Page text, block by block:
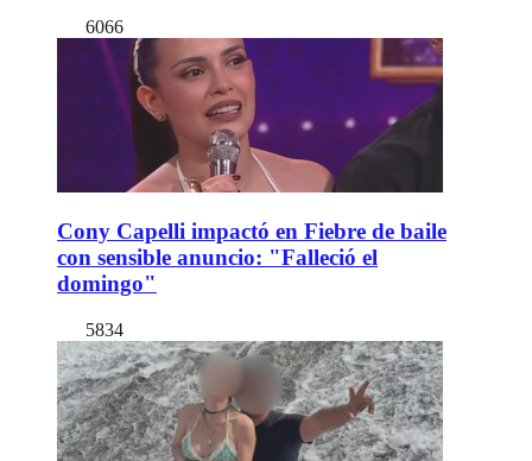
6066
Cony Capelli impactó en Fiebre de baile
con sensible anuncio: "Falleció el
domingo"
5834